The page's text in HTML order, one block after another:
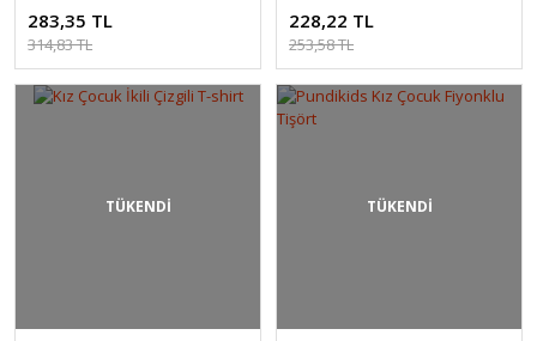
283,35 TL
314,83 TL
228,22 TL
253,58 TL
TÜKENDİ TÜKENDİ